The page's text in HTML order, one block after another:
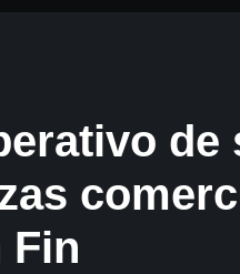
de
Fin